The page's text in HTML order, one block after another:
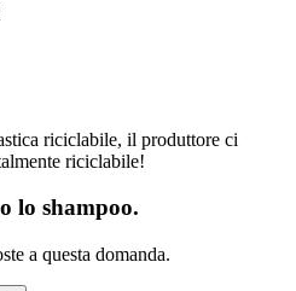
riciclabile, il produttore ci
riciclabile!
lo shampoo.
a questa domanda.